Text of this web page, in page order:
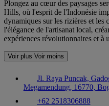
Plongez au cœur des paysages
Hills, où l'esprit de l'Indonésie
dynamiques sur les rizières et les
l'élégance de l'artisanat local,
expériences révolutionnaires et à
Voir plus Voir moins
Jl. Raya Puncak,
Megamendung, 16770,
+62 2518306888